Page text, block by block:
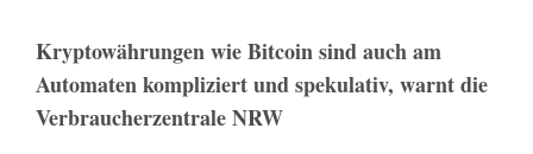
Kryptowährungen wie Bitcoin sind auch am
Automaten kompliziert und spekulativ, warnt die
Verbraucherzentrale NRW